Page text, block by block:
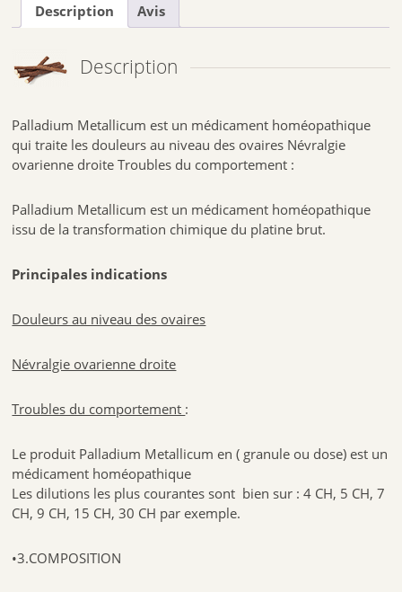
Description Avis
Description
Palladium Metallicum est un médicament homéopathique
qui traite les douleurs au niveau des ovaires Névralgie
ovarienne droite Troubles du comportement :
Palladium Metallicum est un médicament homéopathique
issu de la transformation chimique du platine brut.
Principales indications
Douleurs au niveau des ovaires
Névralgie ovarienne droite
Troubles du comportement :
Le produit Palladium Metallicum en ( granule ou dose) est un
médicament homéopathique
Les dilutions les plus courantes sont bien sur : 4 CH, 5 CH, 7
CH, 9 CH, 15 CH, 30 CH par exemple.
•3.COMPOSITION